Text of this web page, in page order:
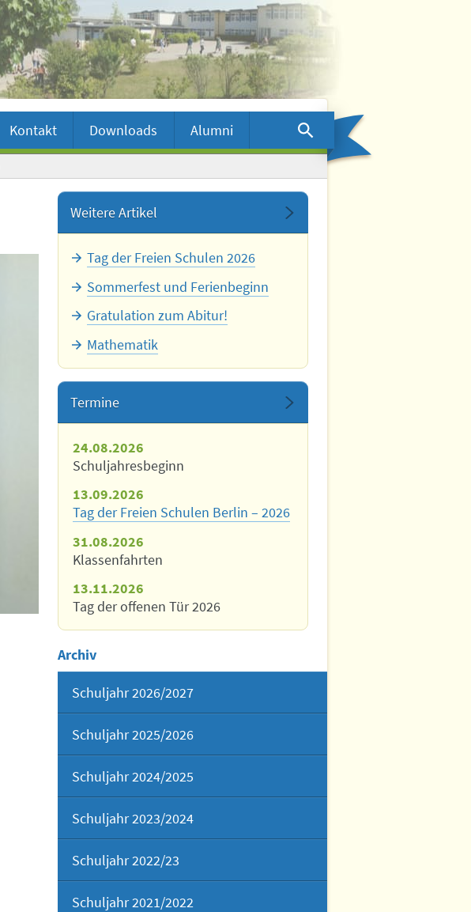
Kontakt Downloads
Alumni
Weitere Artikel
Tag der Freien Schulen 2026
Sommerfest und Ferienbeginn
Gratulation zum Abitur!
Mathematik
Termine
24.08.2026
Schuljahresbeginn
13.09.2026
Tag der Freien Schulen Berlin – 2026
31.08.2026
Klassenfahrten
13.11.2026
Tag der offenen Tür 2026
Archiv
Schuljahr 2026/2027
Schuljahr 2025/2026
Schuljahr 2024/2025
Schuljahr 2023/2024
Schuljahr 2022/23
Schuljahr 2021/2022